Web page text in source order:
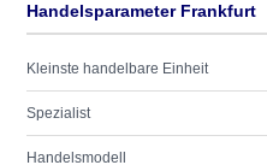
Handelsparameter Frankfurt
Kleinste handelbare Einheit
Spezialist
Handelsmodell